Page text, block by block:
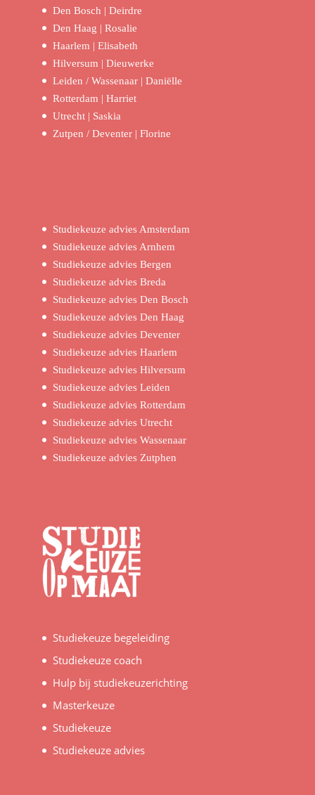
Den Bosch | Deirdre
Den Haag | Rosalie
Haarlem | Elisabeth
Hilversum | Dieuwerke
Leiden / Wassenaar | Daniëlle
Rotterdam | Harriet
Utrecht | Saskia
Zutpen / Deventer | Florine
Studiekeuze advies Amsterdam
Studiekeuze advies Arnhem
Studiekeuze advies Bergen
Studiekeuze advies Breda
Studiekeuze advies Den Bosch
Studiekeuze advies Den Haag
Studiekeuze advies Deventer
Studiekeuze advies Haarlem
Studiekeuze advies Hilversum
Studiekeuze advies Leiden
Studiekeuze advies Rotterdam
Studiekeuze advies Utrecht
Studiekeuze advies Wassenaar
Studiekeuze advies Zutphen
Studiekeuze begeleiding
Studiekeuze coach
Hulp bij studiekeuzerichting
Masterkeuze
Studiekeuze
Studiekeuze advies